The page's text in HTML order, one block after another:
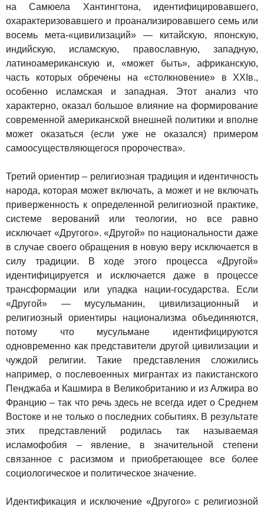
на Самюела Хантингтона, идентифицировавшего,
охарактеризовавшего и проанализировавшего семь или
восемь мета-«цивилизаций» — китайскую, японскую,
индийскую, исламскую, православную, западную,
латиноамериканскую и, «может быть», африканскую,
часть которых обречены на «столкновение» в XXIв.,
особенно исламская и западная. Этот анализ что
характерно, оказал большое влияние на формирование
современной американской внешней политики и вполне
может оказаться (если уже не оказался) примером
самоосуществляющегося пророчества».
Третий ориентир – религиозная традиция и идентичность
народа, которая может включать, а может и не включать
приверженность к определенной религиозной практике,
системе верований или теологии, но все равно
исключает «Другого». «Другой» по национальности даже
в случае своего обращения в новую веру исключается в
силу традиции. В ходе этого процесса «Другой»
идентифицируется и исключается даже в процессе
трансформации или упадка нации-государства. Если
«Другой» — мусульманин, цивилизационный и
религиозный ориентиры национализма объединяются,
потому что мусульмане идентифицируются
одновременно как представители другой цивилизации и
чуждой религии. Такие представления сложились
например, о послевоенных мигрантах из пакистанского
Пенджаба и Кашмира в Великобританию и из Алжира во
Францию – так что речь здесь не всегда идет о Среднем
Востоке и не только о последних событиях. В результате
этих представлений родилась так называемая
исламофобия – явление, в значительной степени
связанное с расизмом и приобретающее все более
социологическое и политическое значение.
Идентификация и исключение «Другого» с религиозной